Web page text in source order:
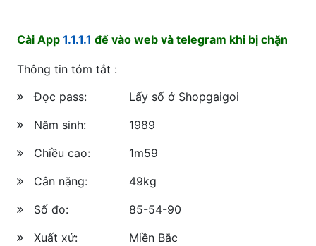
Cài App 1.1.1.1 để vào web và telegram khi bị chặn
Thông tin tóm tắt :
Đọc pass:
Lấy số ở Shopgaigoi
Năm sinh:
1989
Chiều cao:
1m59
Cân nặng:
49kg
Số đo:
85-54-90
Xuất xứ:
Miền Bắc